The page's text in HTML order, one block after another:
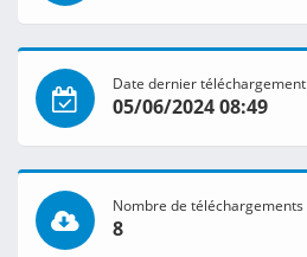
Date dernier téléchargement
05/06/2024 08:49
Nombre de téléchargements
8